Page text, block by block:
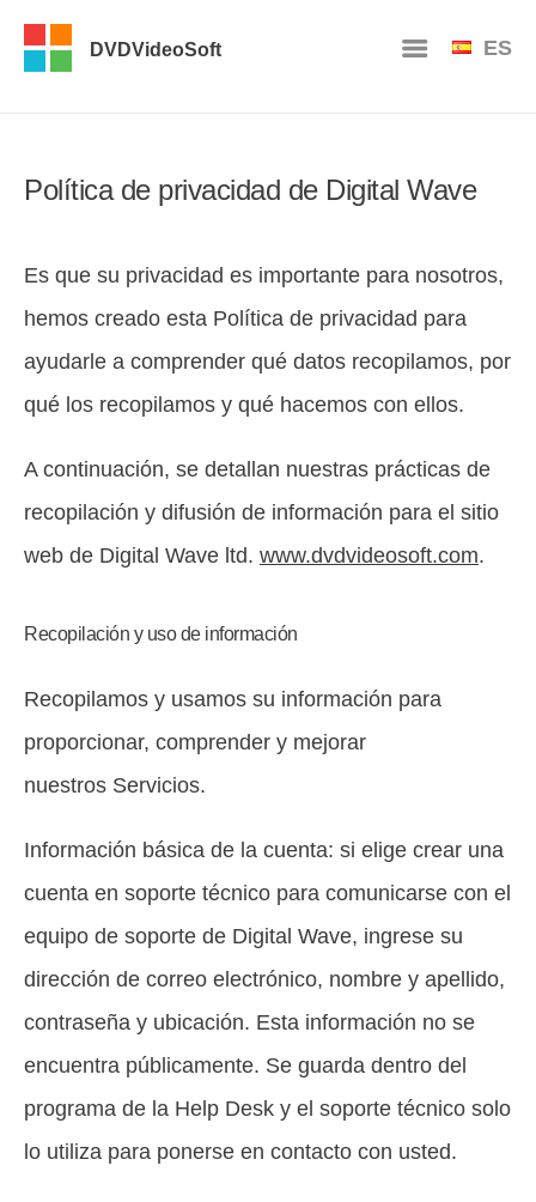
DVDVideoSoft ES
Política de privacidad de Digital Wave
Es que su privacidad es importante para nosotros,
hemos creado esta Política de privacidad para
ayudarle a comprender qué datos recopilamos, por
qué los recopilamos y qué hacemos con ellos.
A continuación, se detallan nuestras prácticas de
recopilación y difusión de información para el sitio
web de Digital Wave ltd. www.dvdvideosoft.com.
Recopilación y uso de información
Recopilamos y usamos su información para
proporcionar, comprender y mejorar
nuestros Servicios.
Información básica de la cuenta: si elige crear una
cuenta en soporte técnico para comunicarse con el
equipo de soporte de Digital Wave, ingrese su
dirección de correo electrónico, nombre y apellido,
contraseña y ubicación. Esta información no se
encuentra públicamente. Se guarda dentro del
programa de la Help Desk y el soporte técnico solo
lo utiliza para ponerse en contacto con usted.